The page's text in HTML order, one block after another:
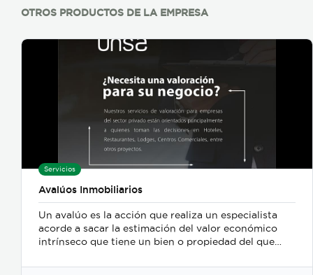
OTROS PRODUCTOS DE LA EMPRESA
Servicios
Avalúos Inmobiliarios
Un avalúo es la acción que realiza un especialista
acorde a sacar la estimación del valor económico
intrínseco que tiene un bien o propiedad del que
crédito bancario, hipotecario o de otro ámbito, ya